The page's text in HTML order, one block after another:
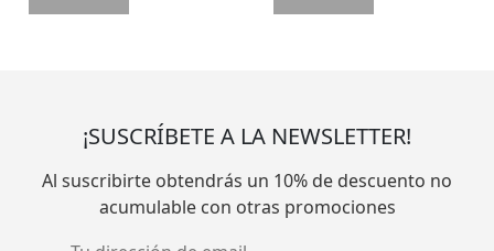
¡SUSCRÍBETE A LA NEWSLETTER!
Al suscribirte obtendrás un 10% de descuento no
acumulable con otras promociones